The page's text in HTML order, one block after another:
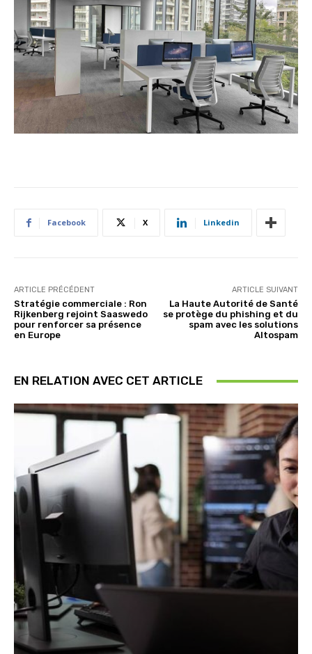
Facebook X Linkedin
ARTICLE PRÉCÉDENT
Stratégie commerciale : Ron
Rijkenberg rejoint Saaswedo
pour renforcer sa présence
en Europe
ARTICLE SUIVANT
La Haute Autorité de Santé
se protège du phishing et du
spam avec les solutions
Altospam
EN RELATION AVEC CET ARTICLE